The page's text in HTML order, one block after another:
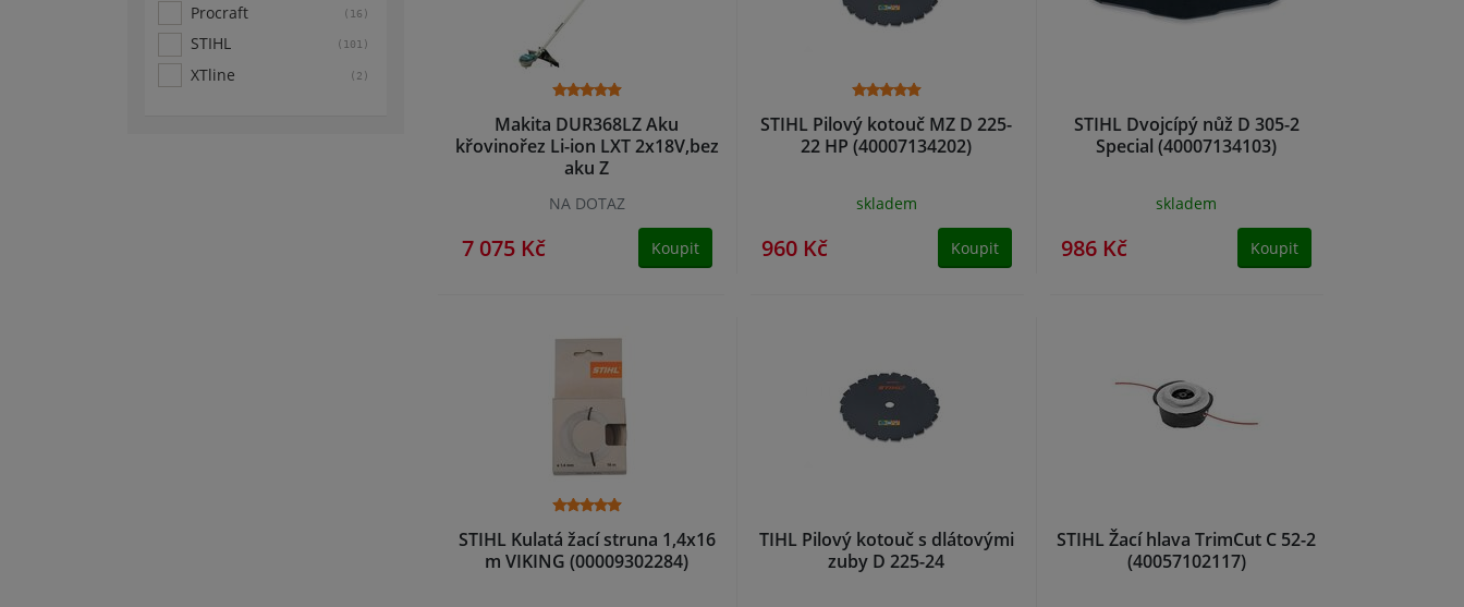
Procraft (16)
STIHL (101)
XTline (2)
Makita DUR368LZ Aku
křovinořez Li-ion LXT 2x18V,bez
aku Z
NA DOTAZ
7 075 Kč Koupit
STIHL Pilový kotouč MZ D 225-
22 HP (40007134202)
skladem
960 Kč Koupit
STIHL Dvojcípý nůž D 305-2
Special (40007134103)
skladem
986 Kč Koupit
STIHL Kulatá žací struna 1,4x16
m VIKING (00009302284)
TIHL Pilový kotouč s dlátovými
zuby D 225-24
STIHL Žací hlava TrimCut C 52-2
(40057102117)